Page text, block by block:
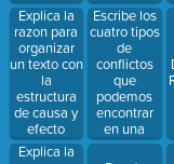
Explica la
razon para
organizar
un texto con
la
estructura
de causa y
efecto
Explica la
Escribe los
cuatro tipos
de
conflictos
que
podemos
encontrar
en una
historia